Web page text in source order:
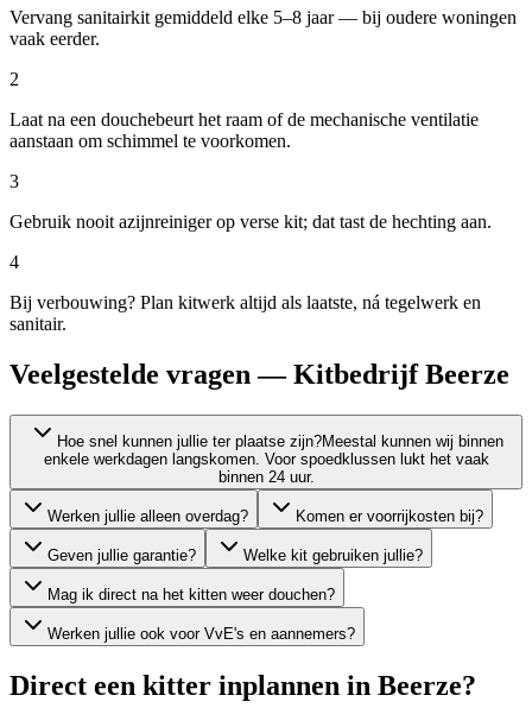
Vervang sanitairkit gemiddeld elke 5–8 jaar — bij oudere woningen
vaak eerder.
2
Laat na een douchebeurt het raam of de mechanische ventilatie
aanstaan om schimmel te voorkomen.
3
Gebruik nooit azijnreiniger op verse kit; dat tast de hechting aan.
4
Bij verbouwing? Plan kitwerk altijd als laatste, ná tegelwerk en
sanitair.
Veelgestelde vragen — Kitbedrijf Beerze
Hoe snel kunnen jullie ter plaatse zijn?Meestal kunnen wij binnen
enkele werkdagen langskomen. Voor spoedklussen lukt het vaak
binnen 24 uur.
Werken jullie alleen overdag? Komen er voorrijkosten bij?
Geven jullie garantie? Welke kit gebruiken jullie?
Mag ik direct na het kitten weer douchen?
Werken jullie ook voor VvE's en aannemers?
Direct een kitter inplannen in Beerze?